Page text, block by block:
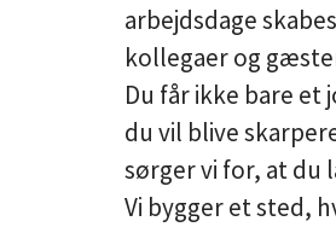
arbejdsdage
kollegaer og
Du får ikke bare et
du vil blive
sørger vi for, at du
Vi bygger et sted,